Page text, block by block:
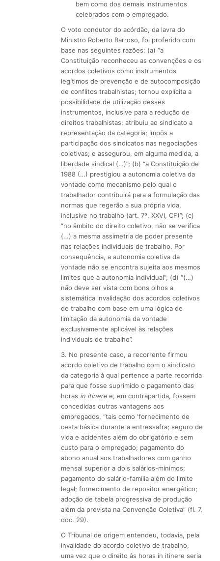
bem como dos demais instrumentos
celebrados com o empregado.
O voto condutor do acórdão, da lavra do
Ministro Roberto Barroso, foi proferido com
base nas seguintes razões: (a) “a
Constituição reconheceu as convenções e os
acordos coletivos como instrumentos
legítimos de prevenção e de autocomposição
de conflitos trabalhistas; tornou explícita a
possibilidade de utilização desses
instrumentos, inclusive para a redução de
direitos trabalhistas; atribuiu ao sindicato a
representação da categoria; impôs a
participação dos sindicatos nas negociações
coletivas; e assegurou, em alguma medida, a
liberdade sindical (…)”; (b) “a Constituição de
1988 (…) prestigiou a autonomia coletiva da
vontade como mecanismo pelo qual o
trabalhador contribuirá para a formulação das
normas que regerão a sua própria vida,
inclusive no trabalho (art. 7º, XXVI, CF)”; (c)
“no âmbito do direito coletivo, não se verifica
(…) a mesma assimetria de poder presente
nas relações individuais de trabalho. Por
consequência, a autonomia coletiva da
vontade não se encontra sujeita aos mesmos
limites que a autonomia individual”; (d) “(…)
não deve ser vista com bons olhos a
sistemática invalidação dos acordos coletivos
de trabalho com base em uma lógica de
limitação da autonomia da vontade
exclusivamente aplicável às relações
individuais de trabalho”.
3. No presente caso, a recorrente firmou
acordo coletivo de trabalho com o sindicato
da categoria à qual pertence a parte recorrida
para que fosse suprimido o pagamento das
horas in itineree, em contrapartida, fossem
concedidas outras vantagens aos
empregados, “tais como ‘fornecimento de
cesta básica durante a entressafra; seguro de
vida e acidentes além do obrigatório e sem
custo para o empregado; pagamento do
abono anual aos trabalhadores com ganho
mensal superior a dois salários-mínimos;
pagamento do salário-família além do limite
legal; fornecimento de repositor energético;
adoção de tabela progressiva de produção
além da prevista na Convenção Coletiva” (fl. 7,
doc. 29).
O Tribunal de origem entendeu, todavia, pela
invalidade do acordo coletivo de trabalho,
uma vez que o direito às horas in itinere seria